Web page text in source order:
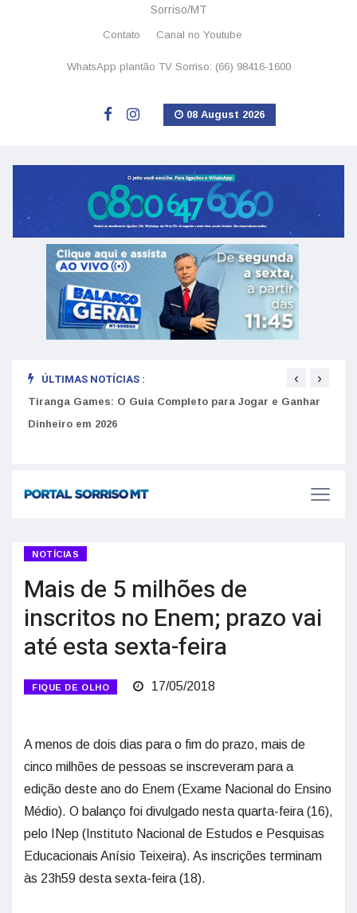
Sorriso/MT
Contato Canal no Youtube
WhatsApp plantão TV Sorriso: (66) 98416-1600
08 August 2026
ÚLTIMAS NOTÍCIAS :
Tiranga Games: O Guia Completo para Jogar e Ganhar
Dinheiro em 2026
‹ ›
NOTÍCIAS
Mais de 5 milhões de
inscritos no Enem; prazo vai
até esta sexta-feira
FIQUE DE OLHO 17/05/2018
A menos de dois dias para o fim do prazo, mais de
cinco milhões de pessoas se inscreveram para a
edição deste ano do Enem (Exame Nacional do Ensino
Médio). O balanço foi divulgado nesta quarta-feira (16),
pelo INep (Instituto Nacional de Estudos e Pesquisas
Educacionais Anísio Teixeira). As inscrições terminam
às 23h59 desta sexta-feira (18).